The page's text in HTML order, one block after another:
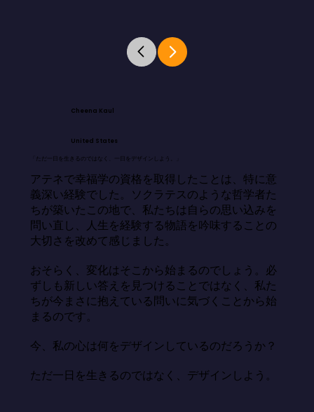
Cheena Kaul
United States
「ただ一日を生きるのではなく、一日をデザインしよう。」
アテネで幸福学の資格を取得したことは、特に意
義深い経験でした。ソクラテスのような哲学者た
ちが築いたこの地で、私たちは自らの思い込みを
問い直し、人生を経験する物語を吟味することの
大切さを改めて感じました。
おそらく、変化はそこから始まるのでしょう。必
ずしも新しい答えを見つけることではなく、私た
ちが今まさに抱えている問いに気づくことから始
まるのです。
今、私の心は何をデザインしているのだろうか？
ただ一日を生きるのではなく、デザインしよう。